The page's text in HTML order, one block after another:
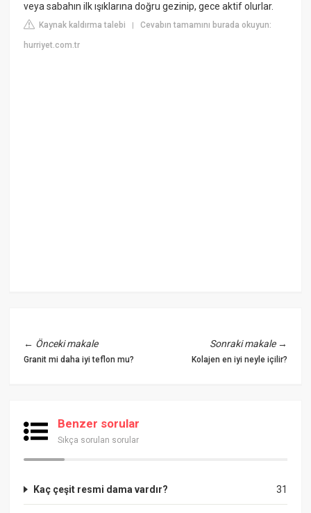
veya sabahın ilk ışıklarına doğru gezinip, gece aktif olurlar.
Kaynak kaldırma talebi |Cevabın tamamını burada okuyun:
hurriyet.com.tr
← Önceki makale
Granit mi daha iyi teflon mu?
Sonraki makale→
Kolajen en iyi neyle içilir?
Benzer sorular
Sıkça sorulan sorular
31
Kaç çeşit resmi dama vardır?